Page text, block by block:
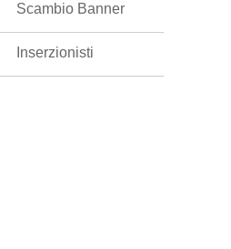
Scambio Banner
Inserzionisti